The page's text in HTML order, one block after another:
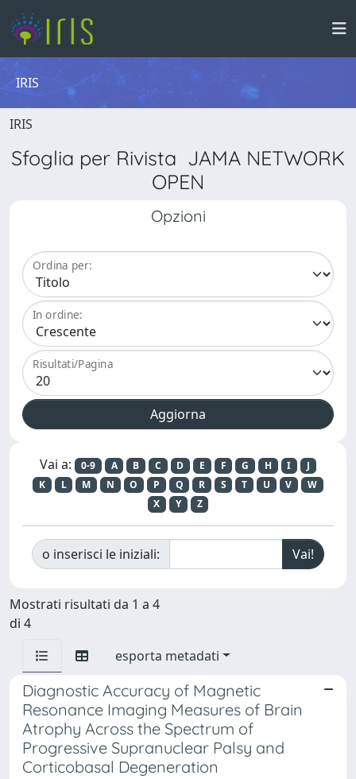
IRIS
IRIS
Sfoglia per Rivista JAMA NETWORK
OPEN
Opzioni
Ordina per:
In ordine:
Risultati/Pagina
Vai a: 0-9 A B C D E F G H I
J
K
L M N O P Q R S T U V
W
X
Y Z
o inserisci le iniziali:
Mostrati risultati da 1 a 4
di 4
esporta metadati
Diagnostic Accuracy of Magnetic
Resonance Imaging Measures of Brain
Atrophy Across the Spectrum of
Progressive Supranuclear Palsy and
Corticobasal Degeneration